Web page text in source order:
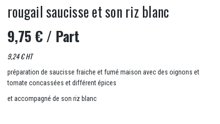
rougail saucisse et son riz blanc
9,75 €/ Part
9,24 € HT
préparation de saucisse fraiche et fumé maison avec des oignons et
tomate concassées et différent épices
et accompagné de son riz blanc